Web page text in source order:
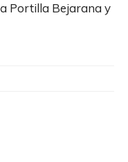
Portilla Bejarana y